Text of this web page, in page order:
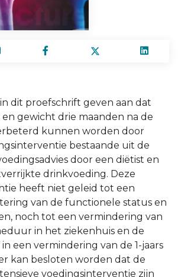
dit proefschrift geven aan dat
gewicht drie maanden na de
kunnen worden door
bestaande uit de
door een diëtist en
drinkvoeding. Deze
heeft niet geleid tot een
van de functionele status en
noch tot een vermindering van
in het ziekenhuis en de
een vermindering van de 1-jaars
kan besloten worden dat de
voedingsinterventie zijn